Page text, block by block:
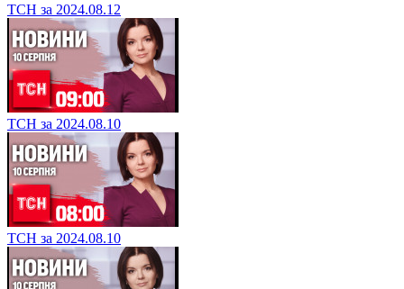
ТСН за 2024.08.12
ТСН за 2024.08.10
ТСН за 2024.08.10